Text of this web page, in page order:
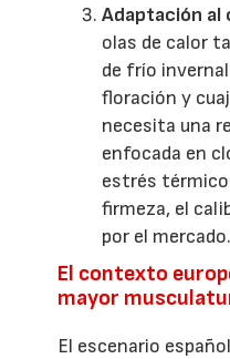
Adaptación al
olas de calor
de frío
floración y
necesita una
enfocada en
estrés
firmeza, el
por el mercado.
El contexto
mayor
El escenario